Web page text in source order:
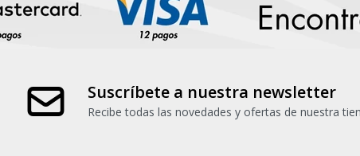
Suscríbete a nuestra newsletter
Recibe todas las novedades y ofertas de nuestra